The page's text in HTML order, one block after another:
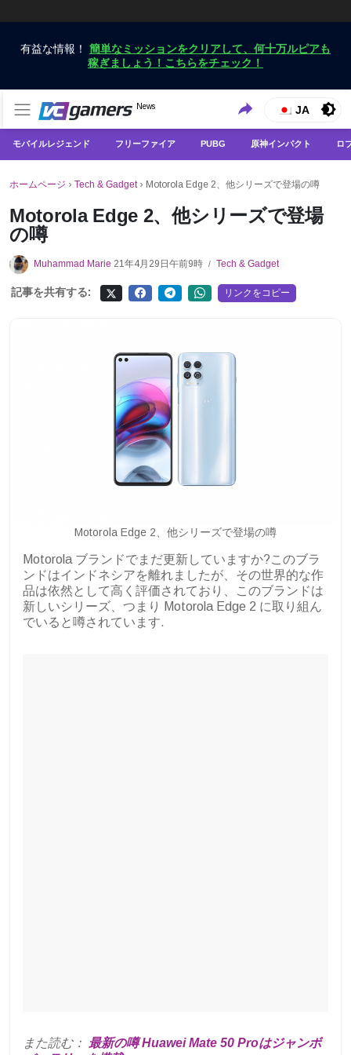
有益な情報！ 簡単なミッションをクリアして、何十万ルピアも
稼ぎましょう！こちらをチェック！
VCGamers ニュース
News
VCGamersだけで最新のゲームニュースを入手
JA
モバイルレジェンド フリーファイア PUBG 原神インパクト ロ
ホームページ › Tech & Gadget› Motorola Edge 2、他シリーズで登場の噂
Motorola Edge 2、他シリーズで登場
の噂
Muhammad Marie 21年4月29日午前9時 / Tech & Gadget
記事を共有する: リンクをコピー
Motorola Edge 2、他シリーズで登場の噂
Motorola ブランドでまだ更新していますか?このブラ
ンドはインドネシアを離れましたが、その世界的な作
品は依然として高く評価されており、このブランドは
新しいシリーズ、つまり Motorola Edge 2 に取り組ん
でいると噂されています.
また読む： 最新の噂 Huawei Mate 50 Proはジャンボ